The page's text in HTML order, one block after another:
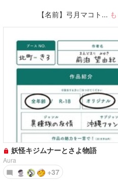
【名前】弓月マコト...
妖怪キジムナーとさよ物語
Aura
+37